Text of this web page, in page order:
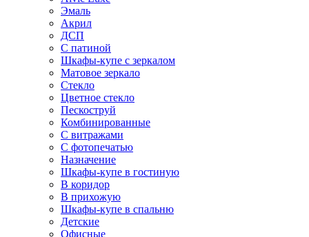
Эмаль
Акрил
ДСП
С патиной
Шкафы-купе с зеркалом
Матовое зеркало
Стекло
Цветное стекло
Пескоструй
Комбинированные
С витражами
С фотопечатью
Назначение
Шкафы-купе в гостиную
В коридор
В прихожую
Шкафы-купе в спальню
Детские
Офисные